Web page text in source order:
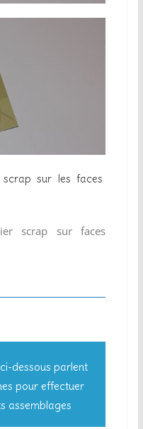
sur les faces
scrap sur faces
dessous parlent
pour effectuer
assemblages